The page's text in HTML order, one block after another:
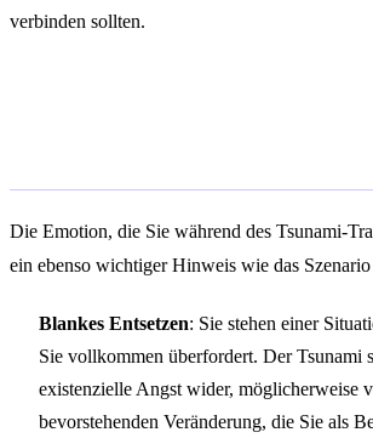
verbinden sollten.
Die Emotion, die Sie während des Tsunami-
ein ebenso wichtiger Hinweis wie das Szenario
Blankes Entsetzen: Sie stehen einer
Sie vollkommen überfordert. Der Tsunami
existenzielle Angst wider, möglicherweise
bevorstehenden Veränderung, die Sie als